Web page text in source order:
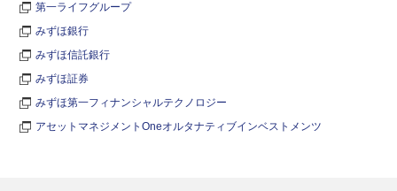
第一ライフグループ
みずほ銀行
みずほ信託銀行
みずほ証券
みずほ第一フィナンシャルテクノロジー
アセットマネジメントOneオルタナティブインベストメンツ